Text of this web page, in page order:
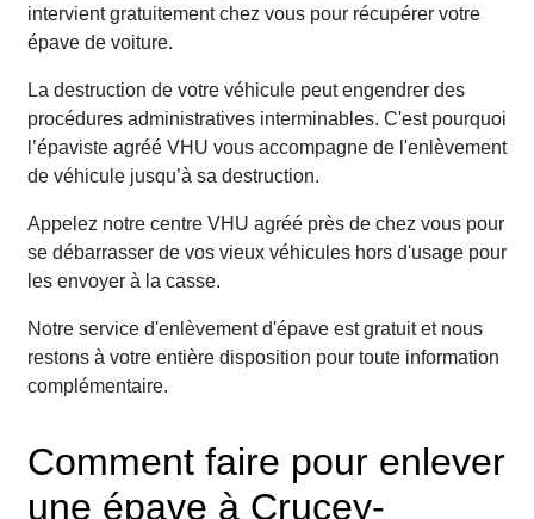
intervient gratuitement chez vous pour récupérer votre
épave de voiture.
La destruction de votre véhicule peut engendrer des
procédures administratives interminables. C'est pourquoi
l’épaviste agréé VHU vous accompagne de l'enlèvement
de véhicule jusqu’à sa destruction.
Appelez notre centre VHU agréé près de chez vous pour
se débarrasser de vos vieux véhicules hors d'usage pour
les envoyer à la casse.
Notre service d'enlèvement d'épave est gratuit et nous
restons à votre entière disposition pour toute information
complémentaire.
Comment faire pour enlever
une épave à Crucey-